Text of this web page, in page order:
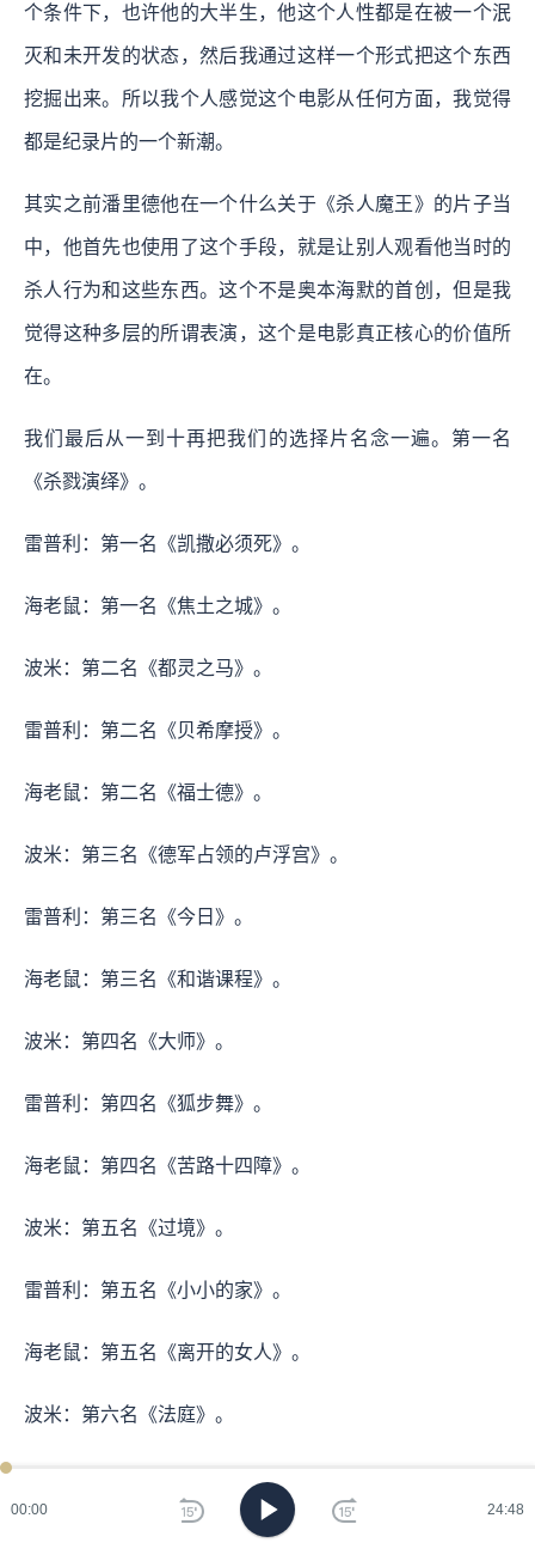
00:00 24:48
个条件下，也许他的大半生，他这个人性都是在被一个泯
灭和未开发的状态，然后我通过这样一个形式把这个东西
挖掘出来。所以我个人感觉这个电影从任何方面，我觉得
都是纪录片的一个新潮。
其实之前潘里德他在一个什么关于《杀人魔王》的片子当
中，他首先也使用了这个手段，就是让别人观看他当时的
杀人行为和这些东西。这个不是奥本海默的首创，但是我
觉得这种多层的所谓表演，这个是电影真正核心的价值所
在。
我们最后从一到十再把我们的选择片名念一遍。第一名
《杀戮演绎》。
雷普利：第一名《凯撒必须死》。
海老鼠：第一名《焦土之城》。
波米：第二名《都灵之马》。
雷普利：第二名《贝希摩授》。
海老鼠：第二名《福士德》。
波米：第三名《德军占领的卢浮宫》。
雷普利：第三名《今日》。
海老鼠：第三名《和谐课程》。
波米：第四名《大师》。
雷普利：第四名《狐步舞》。
海老鼠：第四名《苦路十四障》。
波米：第五名《过境》。
雷普利：第五名《小小的家》。
海老鼠：第五名《离开的女人》。
波米：第六名《法庭》。
海老鼠：第六名《伊朗实验》。